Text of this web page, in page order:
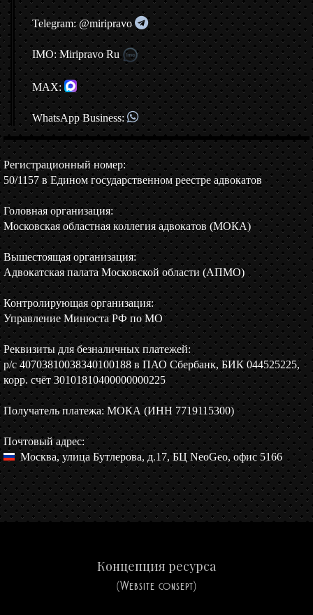
Telegram: @miripravo
IMO: Miripravo Ru
MAX:
WhatsApp Business:
Регистрационный номер:
50/1157 в Едином государственном реестре адвокатов
Головная организация:
Московская областная коллегия адвокатов (МОКА)
Вышестоящая организация:
Адвокатская палата Московской области (АПМО)
Контролирующая организация:
Управление Минюста РФ по МО
Реквизиты для безналичных платежей:
р/c 40703810038340100188 в ПАО Сбербанк, БИК 044525225,
корр. счёт 30101810400000000225
Получатель платежа: МОКА (ИНН 7719115300)
Почтовый адрес:
Москва, улица Бутлерова, д.17, БЦ NeoGeo, офис 5166
Концепция ресурса
(Website consept)